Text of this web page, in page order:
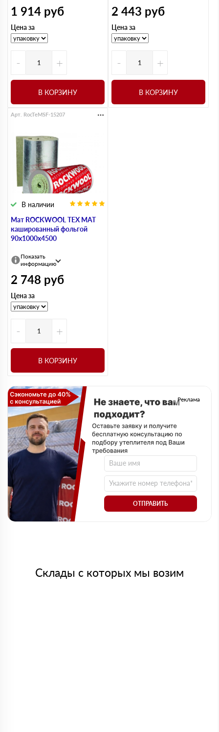
1 914 руб
Цена за
- +
В КОРЗИНУ
2 443 руб
Цена за
- +
В КОРЗИНУ
Мат ROCKWOOL ТЕХ МАТ
кашированный фольгой
90х1000х4500
В наличии
Арт. RocTeMSF-15207
Показать
информацию
2 748 руб
Цена за
- +
В КОРЗИНУ
Реклама
ОТПРАВИТЬ
Склады с которых мы возим